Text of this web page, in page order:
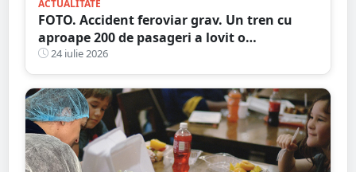
ACTUALITATE
FOTO. Accident feroviar grav. Un tren cu
aproape 200 de pasageri a lovit o
autocisternă, care a luat foc
24 iulie 2026